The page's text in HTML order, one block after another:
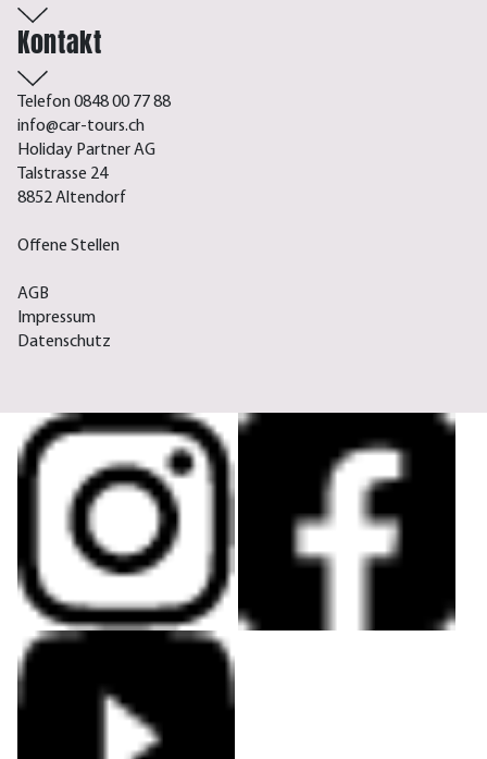
Kontakt
Telefon 0848 00 77 88
info@car-tours.ch
Holiday Partner AG
Talstrasse 24
8852 Altendorf
Offene Stellen
AGB
Impressum
Datenschutz